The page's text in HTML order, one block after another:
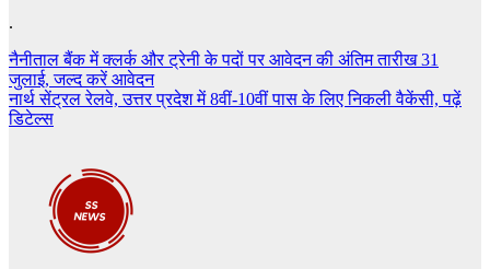
.
Post
navigation
नैनीताल बैंक में क्लर्क और ट्रेनी के पदों पर आवेदन की अंतिम तारीख 31
जुलाई, जल्द करें आवेदन
नार्थ सेंट्रल रेलवे, उत्तर प्रदेश में 8वीं-10वीं पास के लिए निकली वैकेंसी, पढ़ें
डिटेल्स